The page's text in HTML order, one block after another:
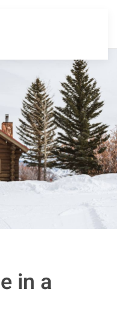
in a